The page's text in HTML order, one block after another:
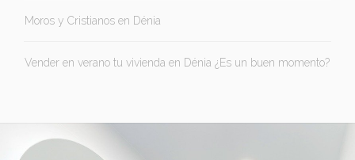
Moros y Cristianos en Dénia
Vender en verano tu vivienda en Dénia ¿Es un buen momento?